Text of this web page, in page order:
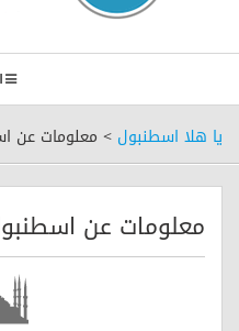
يا هلا اسطنبول > معلومات عن
معلومات عن